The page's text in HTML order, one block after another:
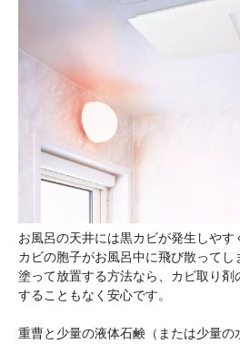
お風呂の天井には黒カビが発生しやす
カビの胞子がお風呂中に飛び散って
塗って放置する方法なら、カビ取り剤
することもなく安心です。
重曹と少量の液体石鹸（または少量の